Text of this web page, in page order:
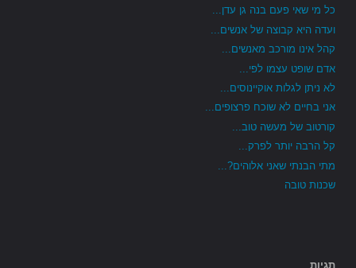
כל מי שאי פעם בנה גן עדן...
ועדה היא קבוצה של אנשים...
קהל אינו מורכב מאנשים...
אדם שופט עצמו לפי...
לא ניתן לגלות אוקיינוסים...
אני בחיים לא שוכח פרצופים...
קורטוב של מעשה טוב...
קל הרבה יותר לפרק...
מתי הבנתי שאני אלוהים?...
שכנות טובה
תגיות